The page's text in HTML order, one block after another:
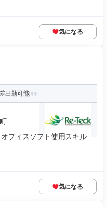
気になる
出勤可能
フィスソフト使用スキル
気になる